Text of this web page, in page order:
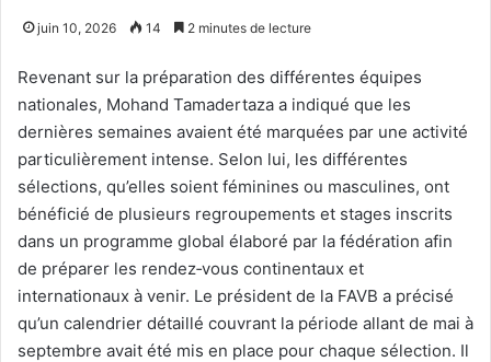
juin 10, 2026 14 2 minutes de lecture
Revenant sur la préparation des différentes équipes
nationales, Mohand Tamadertaza a indiqué que les
dernières semaines avaient été marquées par une activité
particulièrement intense. Selon lui, les différentes
sélections, qu’elles soient féminines ou masculines, ont
bénéficié de plusieurs regroupements et stages inscrits
dans un programme global élaboré par la fédération afin
de préparer les rendez‑vous continentaux et
internationaux à venir. Le président de la FAVB a précisé
qu’un calendrier détaillé couvrant la période allant de mai à
septembre avait été mis en place pour chaque sélection. Il